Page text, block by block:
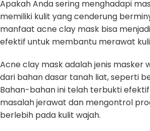
Apakah Anda sering menghadapi
memiliki kulit yang cenderung
manfaat acne clay mask bisa
efektif untuk membantu merawat
Acne clay mask adalah jenis masker
dari bahan dasar tanah liat, seperti
Bahan-bahan ini telah terbukti
masalah jerawat dan mengontrol
berlebih pada kulit wajah.